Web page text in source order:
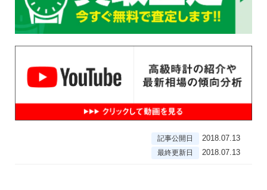
記事公開日 2018.07.13
最終更新日 2018.07.13